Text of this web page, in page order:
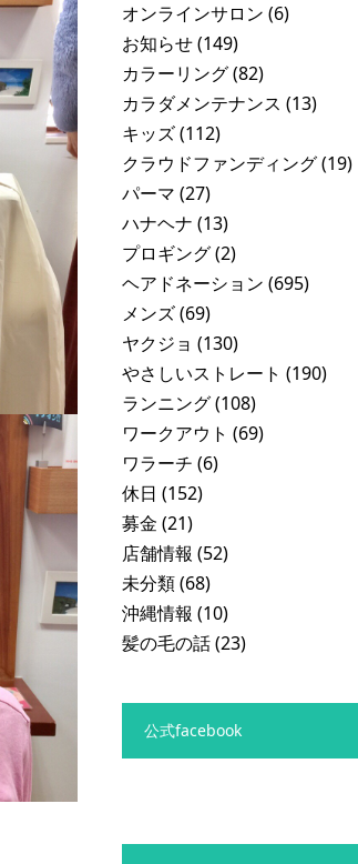
オンラインサロン (6)
お知らせ(149)
カラーリング(82)
カラダメンテナンス (13)
キッズ(112)
クラウドファンディング(19)
パーマ (27)
ハナヘナ (13)
プロギング(2)
ヘアドネーション (695)
メンズ(69)
ヤクジョ (130)
やさしいストレート (190)
ランニング(108)
ワークアウト (69)
ワラーチ (6)
休日 (152)
募金 (21)
店舗情報 (52)
未分類(68)
沖縄情報 (10)
髪の毛の話(23)
公式facebook